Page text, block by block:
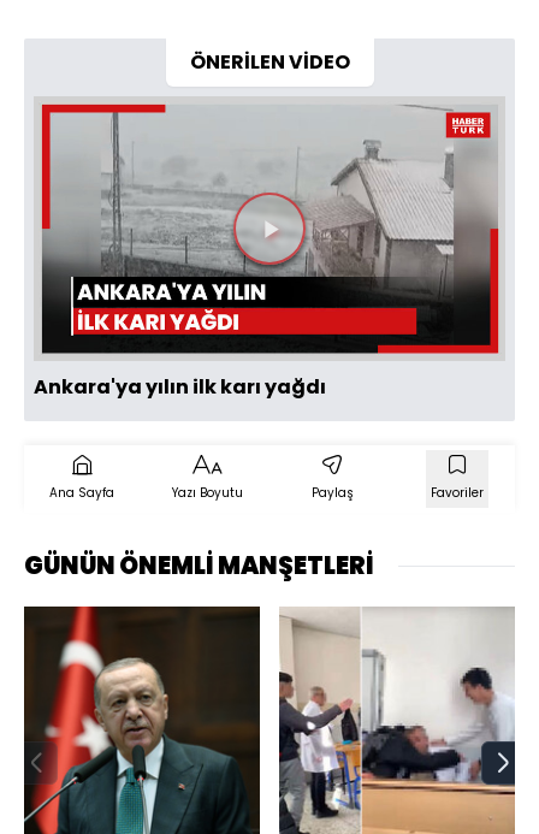
ÖNERİLEN VİDEO
Videoyu
Ankara'ya yılın ilk karı yağdı
Ana Sayfa Yazı Boyutu Paylaş Favoriler
GÜNÜN ÖNEMLİ MANŞETLERİ